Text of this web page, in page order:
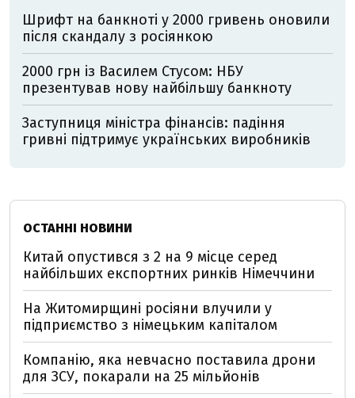
Шрифт на банкноті у 2000 гривень оновили
після скандалу з росіянкою
2000 грн із Василем Стусом: НБУ
презентував нову найбільшу банкноту
Заступниця міністра фінансів: падіння
гривні підтримує українських виробників
ОСТАННІ НОВИНИ
Китай опустився з 2 на 9 місце серед
найбільших експортних ринків Німеччини
На Житомирщині росіяни влучили у
підприємство з німецьким капіталом
Компанію, яка невчасно поставила дрони
для ЗСУ, покарали на 25 мільйонів